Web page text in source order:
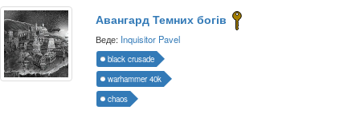
Авангард Темних богів
Веде: Inquisitor Pavel
black crusade
warhammer 40k
chaos